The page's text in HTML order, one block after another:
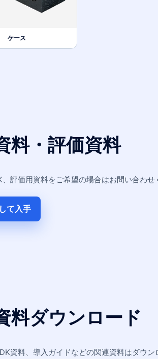
ケース
料・評価資料
評価用資料をご希望の場合はお問い合わせ
て入手
料ダウンロード
資料、導入ガイドなどの関連資料はダウン